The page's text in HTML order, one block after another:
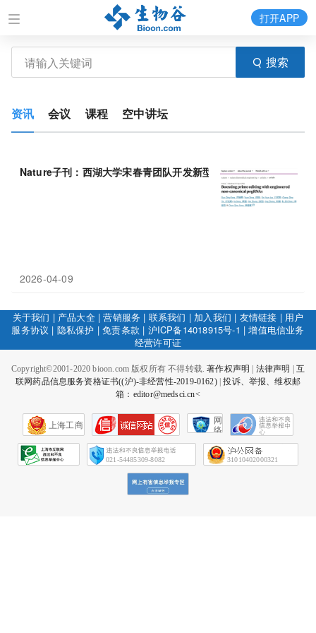
搜索
打开APP
资讯 会议 课程 空中讲坛
Nature子刊：西湖大学宋春青团队开发新型 pegRNA，突破精准
2026-04-09
关于我们 | 产品大全|营销服务 | 联系我们 | 加入我们 | 友情链接 | 用户
服务协议 | 隐私保护 |免责条款 | 沪ICP备14018915号-1 |增值电信业务
经营许可证
Copyright©2001-2020 bioon.com 版权所有 不得转载.著作权声明 法律声明
互
联网药品信息服务资格证书((沪)-非经营性-2019-0162)|投诉、举报、维权邮
箱：editor@medsci.cn<
上海工商
网
络
会
征
021-54485309-8082 31010402000321